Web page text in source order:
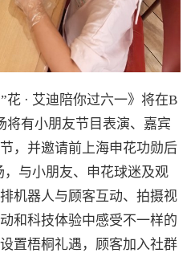
花 · 艾迪陪你过六一》将在B
将有小朋友节目表演、嘉宾
，并邀请前上海申花功勋后
，与小朋友、申花球迷及观
机器人与顾客互动、拍摄视
和科技体验中感受不一样的
置梧桐礼遇，顾客加入社群